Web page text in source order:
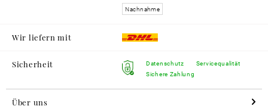
Nachnahme
Wir liefern mit
Sicherheit
Datenschutz
Sichere Zahlung
Servicequalität
Über uns